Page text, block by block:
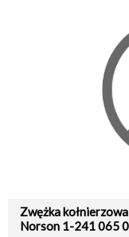
Zwężka
Norson 1-241 065